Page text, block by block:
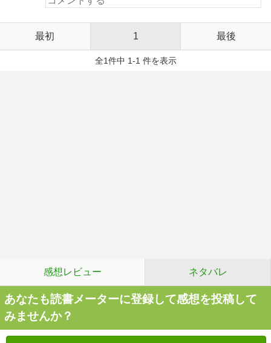
最初 1 最後
全1件中 1-1 件を表示
感想レビュー ネタバレ
あなたも読書メーターに登録して感想を投稿して
みませんか？